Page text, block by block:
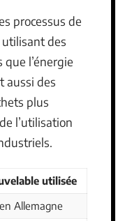
processus de
des
l’énergie
aussi des
plus
l’utilisation
utilisée
Allemagne